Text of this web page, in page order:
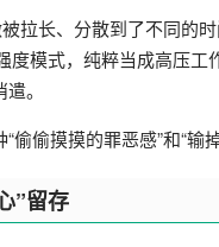
拉长、分散到了不同的
度模式，纯粹当成高压
。
偷摸摸的罪恶感”和“输
”留存